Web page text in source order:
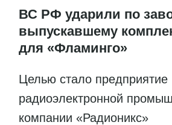
ВС РФ ударили по
выпускавшему
для «Фламинго»
Целью стало предприятие
радиоэлектронной
компании «Радионикс»